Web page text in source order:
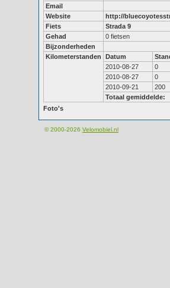
Email
Website
http://
Fiets
Strada 9
Gehad
0 fietsen
Bijzonderheden
Kilometerstanden
Datum
2010-08-27
0
2010-08-27
0
2010-09-21
200
Totaal gemiddelde:
Foto's
© 2000-2026 Velomobiel.nl